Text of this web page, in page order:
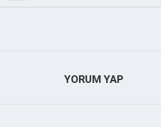
YORUM YAP